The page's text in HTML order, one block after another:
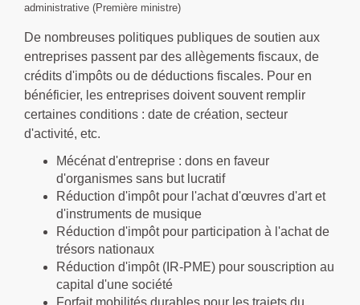
administrative (Première ministre)
De nombreuses politiques publiques de soutien aux
entreprises passent par des allègements fiscaux, de
crédits d'impôts ou de déductions fiscales. Pour en
bénéficier, les entreprises doivent souvent remplir
certaines conditions : date de création, secteur
d'activité, etc.
Mécénat d'entreprise : dons en faveur
d'organismes sans but lucratif
Réduction d'impôt pour l'achat d'œuvres d'art et
d'instruments de musique
Réduction d'impôt pour participation à l'achat de
trésors nationaux
Réduction d'impôt (IR-PME) pour souscription au
capital d'une société
Forfait mobilités durables pour les trajets du